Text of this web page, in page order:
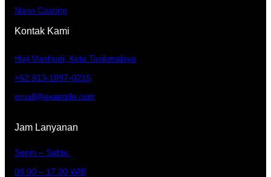
Nano Coating
Kontak Kami
Haji Mashudi, Kota Tasikmalaya
+62 813-1897-0216
email@example.com
Jam Lanyanan
Senin – Sabtu:
08.00 – 17.00 WIB